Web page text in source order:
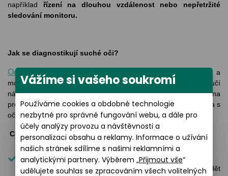
například řízení na dlouhou vzdálenost nebo nepřetržité
sledování monitoru.
Jak se diagnostikují suché oči?
Odborník v oční optice provede vyšetření
na zjištění a
monitorování suchých očí. Pokud je to potřeba, doporučí
návštěvu očního lékaře. Obecně se doporučuje chodit na
prohlídku očí alespoň jednou za dva roky bez ohledu na to, zda s
očima jsou nějaké konkrétní problémy.
Co můžete během vyšetření a testu zraku očekávat:
Obvykle se pro diagnózu používají fluoresceinové a
lisaminové zelené kapky, ty pomáhají díky obarvení oka vidět
Vážíme si vašeho soukromí
Používáme cookies a obdobné technologie
nezbytné pro správné fungování webu, a dále pro
účely analýzy provozu a návštěvnosti a
personalizaci obsahu a reklamy. Informace o užívání
našich stránek sdílíme s našimi reklamními a
analytickými partnery. Výběrem „Přijmout vše“
udělujete souhlas se zpracováním všech volitelných